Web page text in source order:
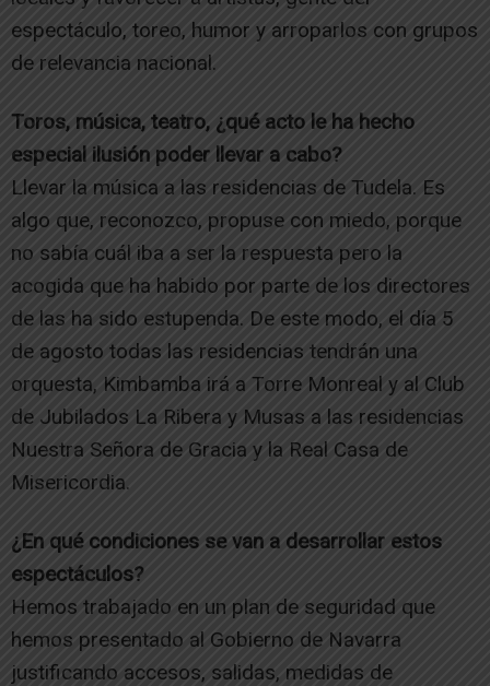
espectáculo, toreo, humor y arroparlos con grupos
de relevancia nacional.
Toros, música, teatro, ¿qué acto le ha hecho
especial ilusión poder llevar a cabo?
Llevar la música a las residencias de Tudela. Es
algo que, reconozco, propuse con miedo, porque
no sabía cuál iba a ser la respuesta pero la
acogida que ha habido por parte de los directores
de las ha sido estupenda. De este modo, el día 5
de agosto todas las residencias tendrán una
orquesta, Kimbamba irá a Torre Monreal y al Club
de Jubilados La Ribera y Musas a las residencias
Nuestra Señora de Gracia y la Real Casa de
Misericordia.
¿En qué condiciones se van a desarrollar estos
espectáculos?
Hemos trabajado en un plan de seguridad que
hemos presentado al Gobierno de Navarra
justificando accesos, salidas, medidas de